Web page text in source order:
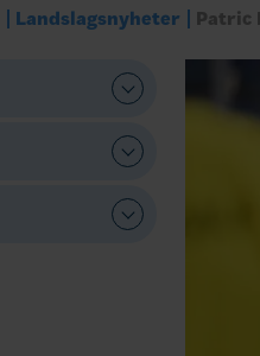
Landslagsnyheter Patric